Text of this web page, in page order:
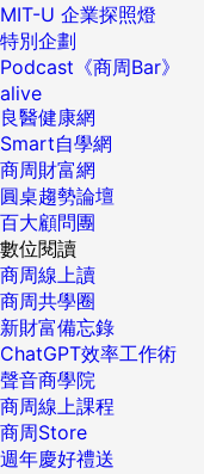
MIT-U 企業探照燈
特別企劃
Podcast《商周Bar》
alive
良醫健康網
Smart自學網
商周財富網
圓桌趨勢論壇
百大顧問團
數位閱讀
商周線上讀
商周共學圈
新財富備忘錄
ChatGPT效率工作術
聲音商學院
商周線上課程
商周Store
週年慶好禮送